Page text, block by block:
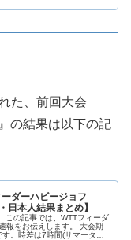
た、前回大会
』の結果は以下の記
ーダーハビージョフ
日本人結果まとめ】
この記事では、WTTフィーダ
報をお伝えします。 大会期
。時差は7時間(サマータイ